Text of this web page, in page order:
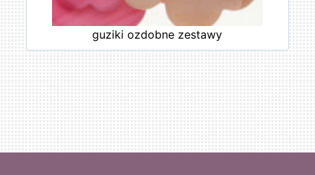
guziki ozdobne zestawy